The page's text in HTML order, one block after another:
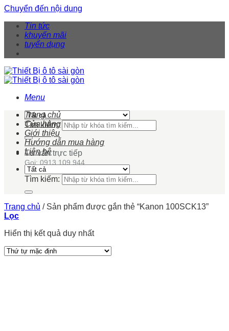
Chuyển đến nội dung
Tin tức
khuyến mãi
tuyển dụng
Menu
Tìm kiếm:
Tư vấn trực tiếp
Gọi: 0913 109 944
Trang chủ
Cửa hàng
Giới thiệu
Hướng dẫn mua hàng
Liên hệ
Tìm kiếm:
Trang chủ /Sản phẩm được gắn thẻ “Kanon 100SCK13”
Lọc
Hiển thị kết quả duy nhất